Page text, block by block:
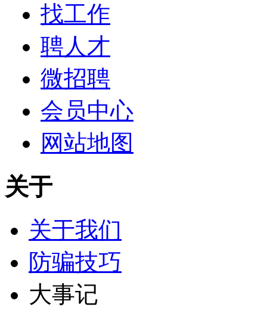
找工作
聘人才
微招聘
会员中心
网站地图
关于
关于我们
防骗技巧
大事记